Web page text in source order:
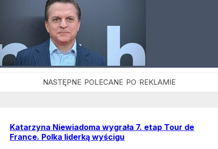
Katarzyna Niewiadoma wygrała 7. etap Tour de
France. Polka liderką wyścigu